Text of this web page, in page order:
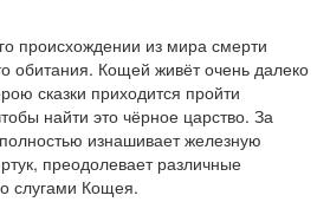
происхождении из мира смерти
обитания. Кощей живёт очень далеко
сказки приходится пройти
найти это чёрное царство. За
изнашивает железную
преодолевает различные
слугами Кощея.